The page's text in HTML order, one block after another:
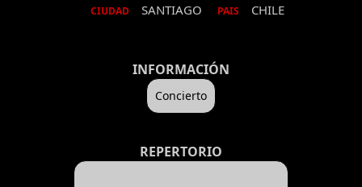
CIUDAD SANTIAGO PAIS CHILE
INFORMACIÓN
Concierto
REPERTORIO